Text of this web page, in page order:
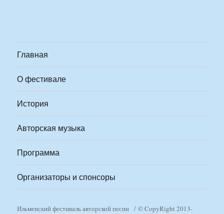
Главная
О фестивале
История
Авторская музыка
Программа
Организаторы и спонсоры
Ильменский фестиваль авторской песни © CopyRight 2013-